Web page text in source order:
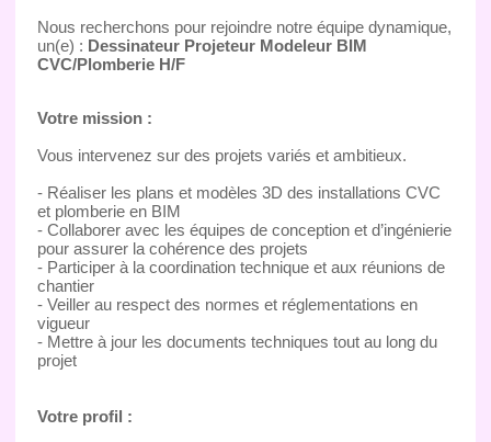
Nous recherchons pour rejoindre notre équipe dynamique,
un(e) : Dessinateur Projeteur Modeleur BIM
CVC/Plomberie H/F
Votre mission :
Vous intervenez sur des projets variés et ambitieux.
- Réaliser les plans et modèles 3D des installations CVC
et plomberie en BIM
- Collaborer avec les équipes de conception et d’ingénierie
pour assurer la cohérence des projets
- Participer à la coordination technique et aux réunions de
chantier
- Veiller au respect des normes et réglementations en
vigueur
- Mettre à jour les documents techniques tout au long du
projet
Votre profil :